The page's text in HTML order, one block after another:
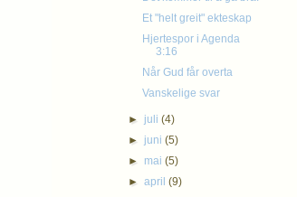
Et "helt greit" ekteskap
Hjertespor i Agenda
3:16
Når Gud får overta
Vanskelige svar
► juli(4)
► juni(5)
► mai(5)
►april(9)